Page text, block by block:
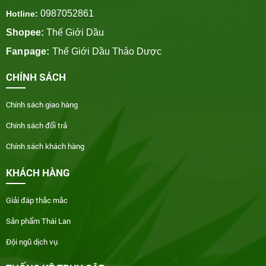
Hotline: 0987052861
Shopee: Thế Giới Dầu
Fanpage: Thế Giới Dầu Thảo Dược
CHÍNH SÁCH
Chính sách giao hàng
Chính sách đổi trả
Chính sách khách hàng
KHÁCH HÀNG
Giải đáp thắc mắc
Sản phẩm Thái Lan
Đội ngũ dịch vụ